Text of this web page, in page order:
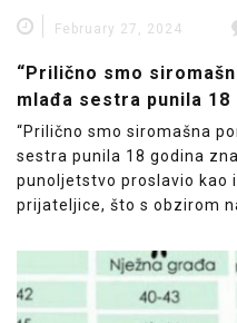
February 27, 2024
“Prilično smo
mlađa sestra punila 18
“Prilično smo siromašna
sestra punila 18 godina
punoljetstvo proslavio kao
prijateljice, što s obzirom